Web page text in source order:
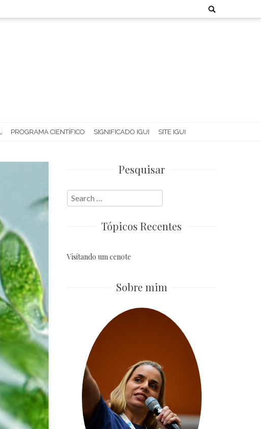
Search
for:
PROGRAMA CIENTÍFICO SIGNIFICADO IGUI SITE IGUI
Pesquisar
Search
for:
Tópicos Recentes
Visitando um cenote
Sobre mim